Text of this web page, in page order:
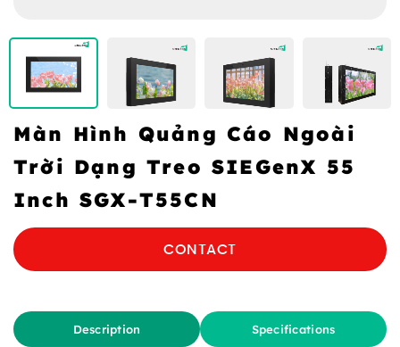
Màn Hình Quảng Cáo Ngoài
Trời Dạng Treo SIEGenX 55
Inch SGX-T55CN
CONTACT
Description Specifications